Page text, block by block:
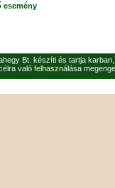
esemény
Bt. készíti és tartja
való felhasználása